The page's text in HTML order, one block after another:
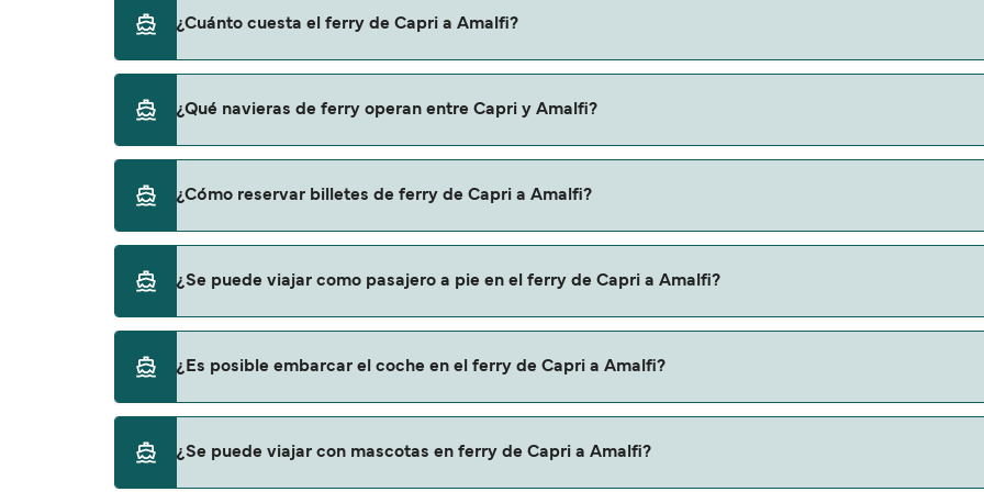
lo que te recomendamos que verifiques online la información más actualizada.
¿Cuánto cuesta el ferry de Capri a Amalfi?
los gastos de reserva.
¿Qué navieras de ferry operan entre Capri y Amalfi?
¿Cómo reservar billetes de ferry de Capri a Amalfi?
para descrubrir las últimas promociones y descuentos de las compañías navieras.
¿Se puede viajar como pasajero a pie en el ferry de Capri a Amalfi?
¿Es posible embarcar el coche en el ferry de Capri a Amalfi?
¿Se puede viajar con mascotas en ferry de Capri a Amalfi?